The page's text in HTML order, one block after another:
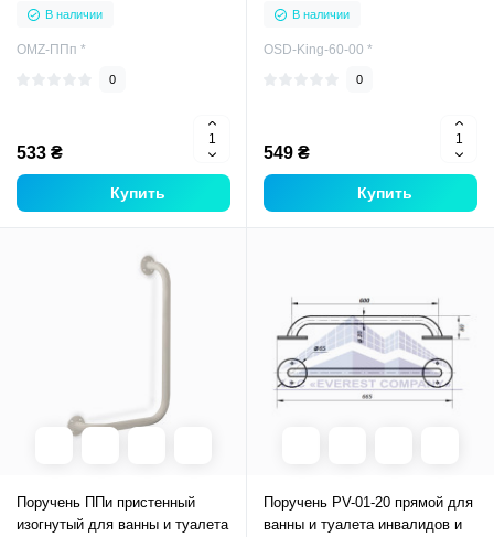
В наличии
OMZ-ППп *
0
533 ₴
Купить
В наличии
OSD-King-60-00 *
0
549 ₴
Купить
Поручень ППи пристенный
изогнутый для ванны и туалета
Поручень PV-01-20 прямой для
ванны и туалета инвалидов и